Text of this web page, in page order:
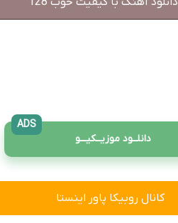
دانلــود موزیــکیـــو
ADS
کانال روبیکا پاور اینستا